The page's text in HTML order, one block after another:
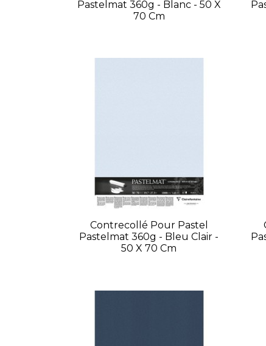
Pastelmat 360g - Blanc - 50 X
70 Cm
Contrecollé Pour Pastel
Pastelmat 360g - Bleu Clair -
50 X 70 Cm